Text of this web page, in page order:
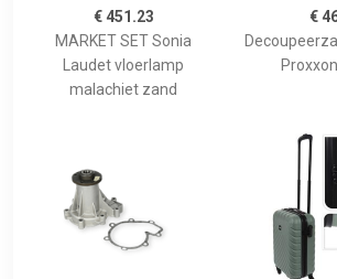
€ 451.23
MARKET SET Sonia
Laudet vloerlamp
malachiet zand
€